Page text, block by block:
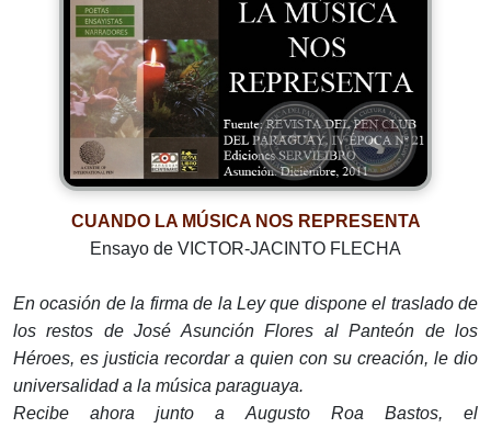
CUANDO LA MÚSICA NOS REPRESENTA
Ensayo de VICTOR-JACINTO FLECHA
En ocasión de la firma de la Ley que dispone el traslado de
los restos de José Asunción Flores al Panteón de los
Héroes, es justicia recordar a quien con su creación, le dio
universalidad a la música paraguaya.
Recibe ahora junto a Augusto Roa Bastos, el